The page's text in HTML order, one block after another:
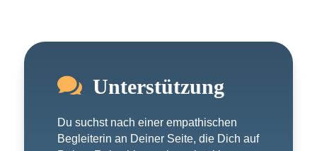
 Unterstützung
Du suchst nach einer empathischen
Begleiterin an Deiner Seite, die Dich auf